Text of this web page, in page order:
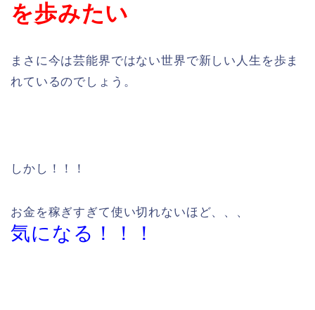
を歩みたい
まさに今は芸能界ではない世界で新しい人生を歩ま
れているのでしょう。
しかし！！！
お金を稼ぎすぎて使い切れないほど、、、
気になる！！！